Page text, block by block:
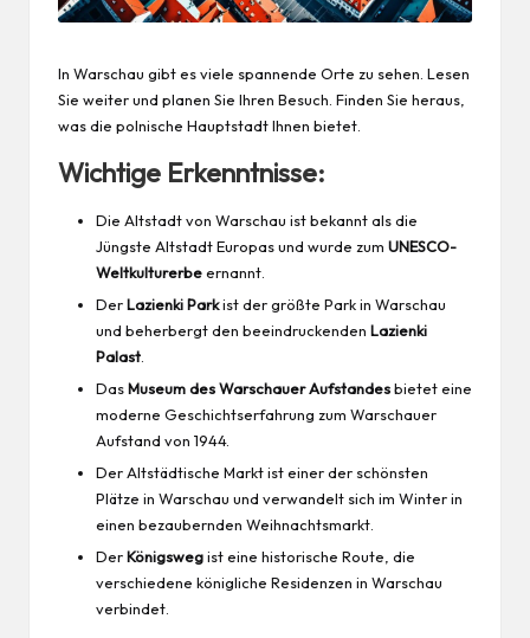
In Warschau gibt es viele spannende Orte zu sehen. Lesen
Sie weiter und planen Sie Ihren Besuch. Finden Sie heraus,
was die polnische Hauptstadt Ihnen bietet.
Wichtige Erkenntnisse:
Die Altstadt von Warschau ist bekannt als die
Jüngste Altstadt Europas und wurde zum UNESCO-
Weltkulturerbeernannt.
DerLazienki Parkist der größte Park in Warschau
und beherbergt den beeindruckenden Lazienki
Palast
DasMuseum des Warschauer Aufstandesbietet eine
moderne Geschichtserfahrung zum Warschauer
Aufstand von 1944.
Der Altstädtische Markt ist einer der schönsten
Plätze in Warschau und verwandelt sich im Winter in
einen bezaubernden Weihnachtsmarkt.
DerKönigswegist eine historische Route, die
verschiedene königliche Residenzen in Warschau
verbindet.